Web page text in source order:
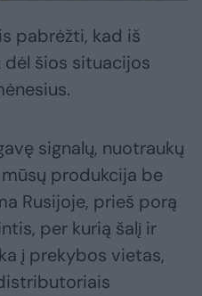
pabrėžti, kad iš
dėl šios situacijos
signalų, nuotraukų
produkcija be
Rusijoje, prieš porą
per kurią šalį ir
į prekybos vietas,